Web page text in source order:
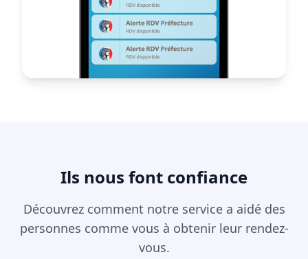
Ils nous font confiance
Découvrez comment notre service a aidé des
personnes comme vous à obtenir leur rendez-
vous.